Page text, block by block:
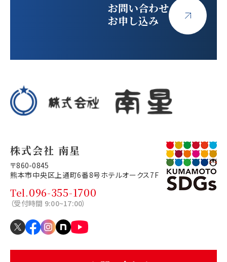
お問い合わせ
お申し込み
株式会社 南星
〒860-0845
熊本市中央区上通町6番8号ホテルオークス7F
Tel.096-355-1700
（受付時間 9:00~17:00）